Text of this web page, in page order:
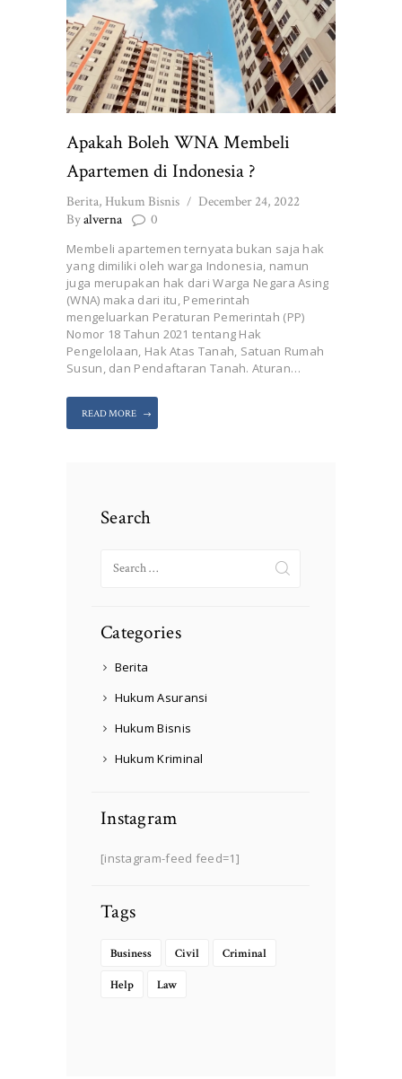
Apakah Boleh WNA Membeli
Apartemen di Indonesia ?
Berita, Hukum Bisnis
December 24, 2022
Byalverna 0
Membeli apartemen ternyata bukan saja hak
yang dimiliki oleh warga Indonesia, namun
juga merupakan hak dari Warga Negara Asing
(WNA) maka dari itu, Pemerintah
mengeluarkan Peraturan Pemerintah (PP)
Nomor 18 Tahun 2021 tentang Hak
Pengelolaan, Hak Atas Tanah, Satuan Rumah
Susun, dan Pendaftaran Tanah. Aturan…
READ MORE
Search
for:
Categories
Berita
Hukum Asuransi
Hukum Bisnis
Hukum Kriminal
Instagram
[instagram-feed feed=1]
Tags
Business Civil Criminal
Help Law